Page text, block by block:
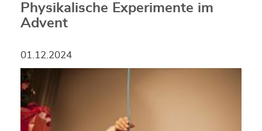
Physikalische Experimente im
Advent
01.12.2024